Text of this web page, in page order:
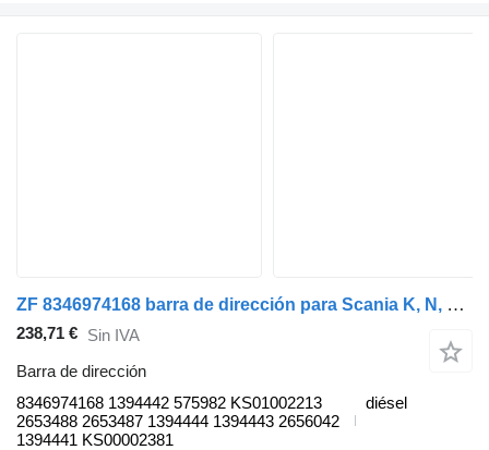
ZF 8346974168 barra de dirección para Scania K, N, F-Series (2006-) autobús
238,71 € Sin IVA
Barra de dirección
8346974168 1394442 575982 KS01002213
2653488 2653487 1394444 1394443 2656042
1394441 KS00002381
diésel